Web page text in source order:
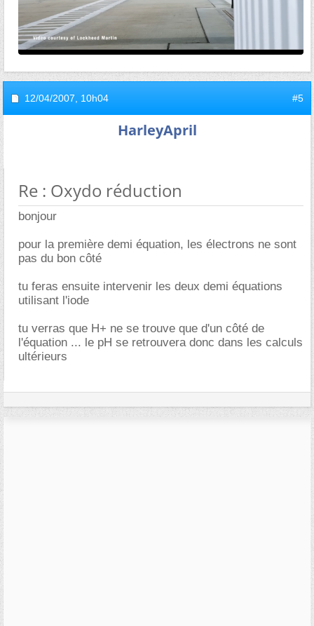
12/04/2007, 10h04 #5
HarleyApril
Re : Oxydo réduction
bonjour
pour la première demi équation, les électrons ne sont
pas du bon côté
tu feras ensuite intervenir les deux demi équations
utilisant l'iode
tu verras que H+ ne se trouve que d'un côté de
l'équation ... le pH se retrouvera donc dans les calculs
ultérieurs